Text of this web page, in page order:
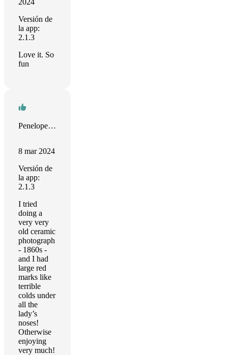
2024
Versión de
la app:
2.1.3
Love it. So
fun
Penelope Bossom
8 mar 2024
Versión de
la app:
2.1.3
I tried
doing a
very very
old ceramic
photograph
- 1860s -
and I had
large red
marks like
terrible
colds under
all the
lady’s
noses!
Otherwise
enjoying
very much!